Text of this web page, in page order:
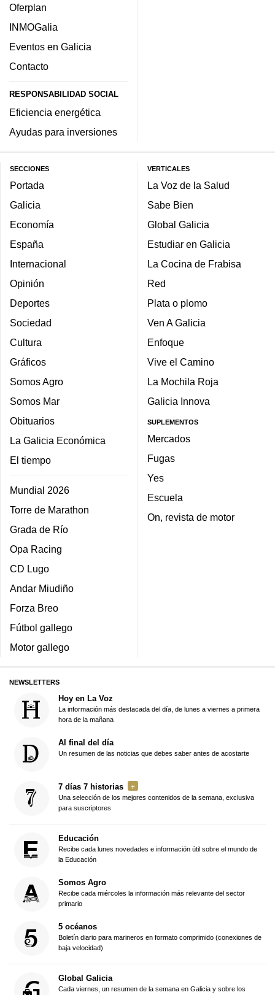
Oferplan
INMOGalia
Eventos en Galicia
Contacto
RESPONSABILIDAD SOCIAL
Eficiencia energética
Ayudas para inversiones
SECCIONES
Portada
Galicia
Economía
España
Internacional
Opinión
Deportes
Sociedad
Cultura
Gráficos
Somos Agro
Somos Mar
Obituarios
La Galicia Económica
El tiempo
Mundial 2026
Torre de Marathon
Grada de Río
Opa Racing
CD Lugo
Andar Miudiño
Forza Breo
Fútbol gallego
Motor gallego
VERTICALES
La Voz de la Salud
Sabe Bien
Global Galicia
Estudiar en Galicia
La Cocina de Frabisa
Red
Plata o plomo
Ven A Galicia
Enfoque
Vive el Camino
La Mochila Roja
Galicia Innova
SUPLEMENTOS
Mercados
Fugas
Yes
Escuela
On, revista de motor
NEWSLETTERS
Hoy en La Voz
La información más destacada del día, de lunes a viernes a primera
hora de la mañana
Al final del día
Un resumen de las noticias que debes saber antes de acostarte
7 días 7 historias
Una selección de los mejores contenidos de la semana, exclusiva
para suscriptores
Educación
Recibe cada lunes novedades e información útil sobre el mundo de
la Educación
Somos Agro
Recibe cada miércoles la información más relevante del sector
primario
5 océanos
Boletín diario para marineros en formato comprimido (conexiones de
baja velocidad)
Global Galicia
Cada viernes, un resumen de la semana en Galicia y sobre los